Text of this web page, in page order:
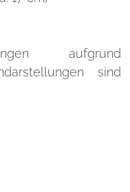
aufgrund
sind